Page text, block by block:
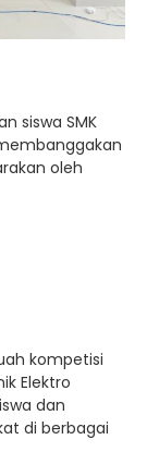
siswa SMK
oleh
kompetisi
Elektro
dan
di berbagai